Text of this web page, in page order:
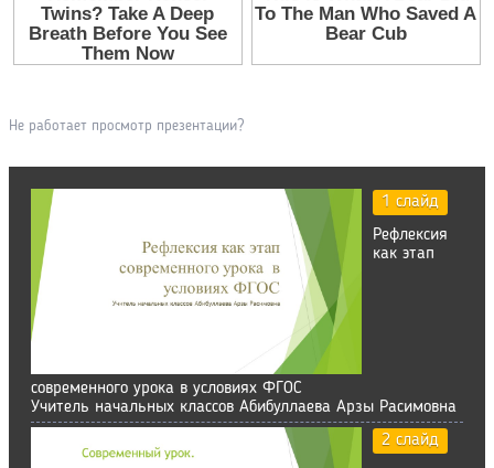
Не работает просмотр презентации?
1 слайд
Рефлексия
как этап
современного урока в условиях ФГОС
Учитель начальных классов Абибуллаева Арзы Расимовна
2 слайд